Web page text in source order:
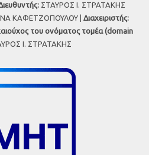
ΣΤΑΥΡΟΣ Ι. ΣΤΡΑΤΑΚΗΣ
ΚΑΦΕΤΖΟΠΟΥΛΟΥ | Διαχειριστής:
του ονόματος τομέα (domain
Ι. ΣΤΡΑΤΑΚΗΣ